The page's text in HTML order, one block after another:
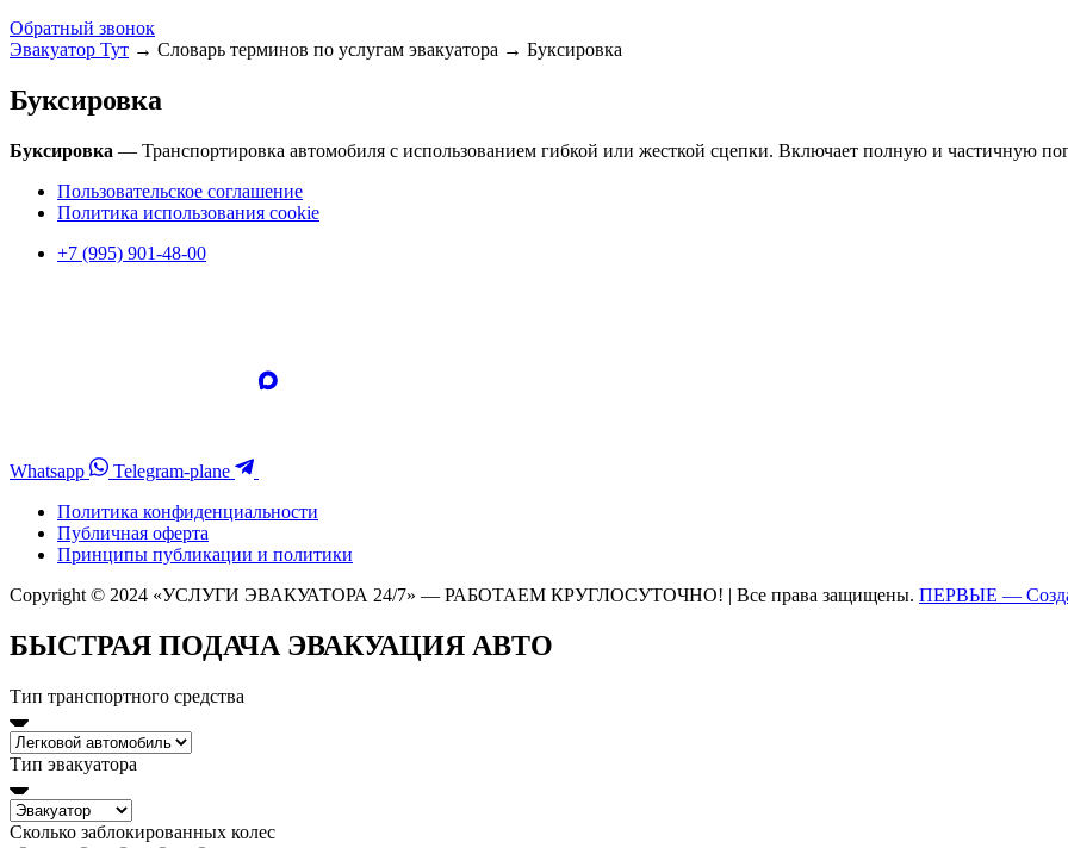
Обратный звонок
Эвакуатор Тут → Словарь терминов по услугам эвакуатора → Буксировка
Буксировка
Буксировка — Транспортировка автомобиля с использованием гибкой или жесткой сцепки. Включает полную и частичную
Пользовательское соглашение
Политика использования cookie
+7 (995) 901-48-00
Whatsapp
Telegram-plane
Политика конфиденциальности
Публичная оферта
Принципы публикации и политики
Copyright © 2024 «УСЛУГИ ЭВАКУАТОРА 24/7» — РАБОТАЕМ КРУГЛОСУТОЧНО! | Все права защищены. ПЕРВЫЕ —
БЫСТРАЯ ПОДАЧА ЭВАКУАЦИЯ АВТО
Тип транспортного средства
Тип эвакуатора
Сколько заблокированных колес